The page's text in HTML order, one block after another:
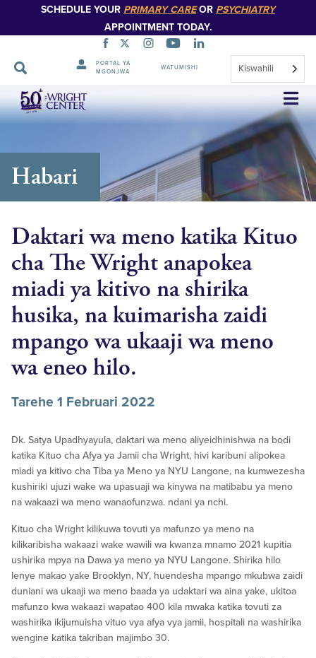
SCHEDULE YOUR PRIMARY CAREOR PSYCHIATRY
APPOINTMENT TODAY.
PORTAL YA
MGONJWA
WATUMISHI Kiswahili
Ruka
Urambazaji
Habari
Daktari wa meno katika Kituo
cha The Wright anapokea
miadi ya kitivo na shirika
husika, na kuimarisha zaidi
mpango wa ukaaji wa meno
wa eneo hilo.
Tarehe 1 Februari 2022
Dk. Satya Upadhyayula, daktari wa meno aliyeidhinishwa na bodi
katika Kituo cha Afya ya Jamii cha Wright, hivi karibuni alipokea
miadi ya kitivo cha Tiba ya Meno ya NYU Langone, na kumwezesha
kushiriki ujuzi wake wa upasuaji wa kinywa na matibabu ya meno
na wakaazi wa meno wanaofunzwa. ndani ya nchi.
Kituo cha Wright kilikuwa tovuti ya mafunzo ya meno na
kilikaribisha wakaazi wake wawili wa kwanza mnamo 2021 kupitia
ushirika mpya na Dawa ya meno ya NYU Langone. Shirika hilo
lenye makao yake Brooklyn, NY, huendesha mpango mkubwa zaidi
duniani wa ukaaji wa meno baada ya udaktari wa aina yake, ukitoa
mafunzo kwa wakaazi wapatao 400 kila mwaka katika tovuti za
washirika ikijumuisha vituo vya afya vya jamii, hospitali na washirika
wengine katika takriban majimbo 30.